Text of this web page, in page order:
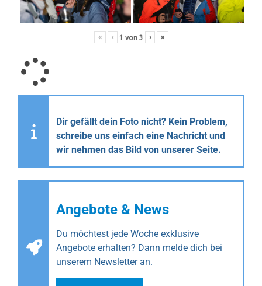
« ‹ 1 von 3 › »
Dir gefällt dein Foto nicht? Kein Problem,
schreibe uns einfach eine Nachricht und
wir nehmen das Bild von unserer Seite.
Angebote & News
Du möchtest jede Woche exklusive
Angebote erhalten? Dann melde dich bei
unserem Newsletter an.